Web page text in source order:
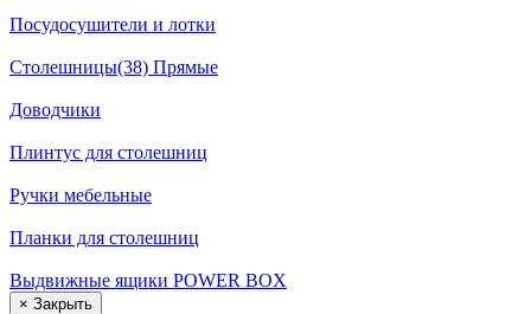
Посудосушители и лотки
Столешницы(38) Прямые
Доводчики
Плинтус для столешниц
Ручки мебельные
Планки для столешниц
Выдвижные ящики POWER BOX
× Закрыть